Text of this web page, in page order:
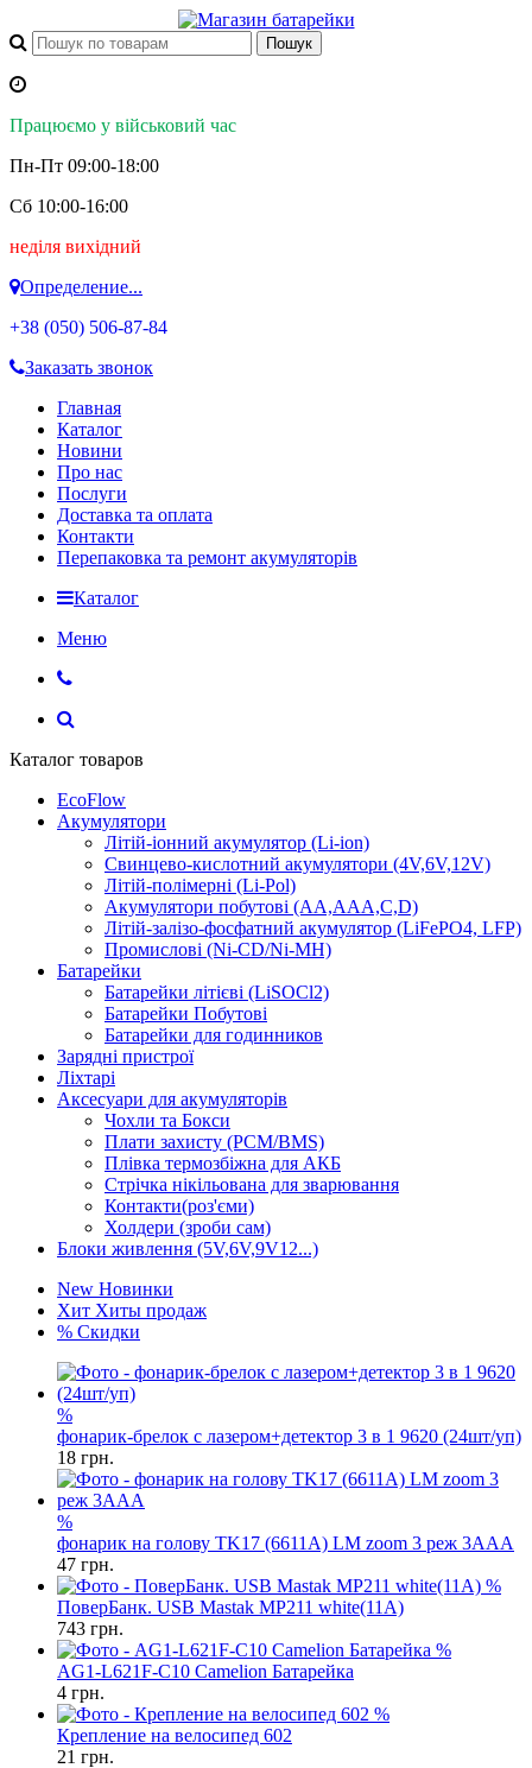
Працюємо у військовий час
Пн-Пт 09:00-18:00
Сб 10:00-16:00
неділя вихідний
Определение...
+38 (050) 506-87-84
Заказать звонок
Главная
Каталог
Новини
Про нас
Послуги
Доставка та оплата
Контакти
Перепаковка та ремонт акумуляторів
Каталог
Меню
Каталог товаров
EcoFlow
Акумулятори
Літій-іонний акумулятор (Li-ion)
Свинцево-кислотний акумулятори (4V,6V,12V)
Літій-полімерні (Li-Pol)
Акумулятори побутові (AA,AAA,C,D)
Літій-залізо-фосфатний акумулятор (LiFePO4, LFP)
Промислові (Ni-CD/Ni-MH)
Батарейки
Батарейки літієві (LiSOCl2)
Батарейки Побутові
Батарейки для годинников
Зарядні пристрої
Ліхтарі
Аксесуари для акумуляторів
Чохли та Бокси
Плати захисту (PCM/BMS)
Плівка термозбіжна для АКБ
Стрічка нікільована для зварювання
Контакти(роз'єми)
Холдери (зроби сам)
Блоки живлення (5V,6V,9V12...)
New Новинки
Хит Хиты продаж
% Скидки
%
фонарик-брелок с лазером+детектор 3 в 1 9620 (24шт/уп)
18 грн.
%
фонарик на голову TK17 (6611A) LM zoom 3 реж 3AAA
47 грн.
%
ПоверБанк. USB Mastak MP211 white(11A)
743 грн.
%
AG1-L621F-C10 Camelion Батарейка
4 грн.
%
Крепление на велосипед 602
21 грн.